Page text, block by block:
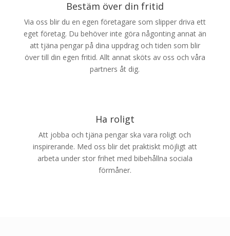
Bestäm över din fritid
Via oss blir du en egen företagare som slipper driva ett
eget företag. Du behöver inte göra någonting annat än
att tjäna pengar på dina uppdrag och tiden som blir
över till din egen fritid. Allt annat sköts av oss och våra
partners åt dig.
Ha roligt
Att jobba och tjäna pengar ska vara roligt och
inspirerande. Med oss blir det praktiskt möjligt att
arbeta under stor frihet med bibehållna sociala
förmåner.